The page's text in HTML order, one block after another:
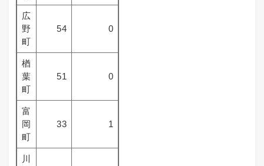
広
野
町
54 0
楢
葉
町
51 0
富
岡
町
33 1
川